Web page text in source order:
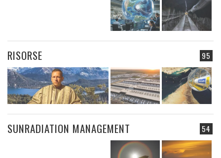
95
RISORSE
54
SUNRADIATION MANAGEMENT